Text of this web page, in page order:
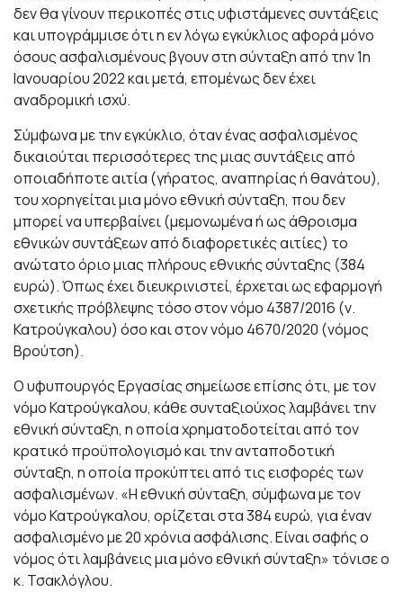
δεν θα γίνουν περικοπές στις υφιστάμενες συντάξεις
και υπογράμμισε ότι η εν λόγω εγκύκλιος αφορά μόνο
όσους ασφαλισμένους βγουν στη σύνταξη από την 1η
Ιανουαρίου 2022 και μετά, επομένως δεν έχει
αναδρομική ισχύ.
Σύμφωνα με την εγκύκλιο, όταν ένας ασφαλισμένος
δικαιούται περισσότερες της μιας συντάξεις από
οποιαδήποτε αιτία (γήρατος, αναπηρίας ή θανάτου),
του χορηγείται μια μόνο εθνική σύνταξη, που δεν
μπορεί να υπερβαίνει (μεμονωμένα ή ως άθροισμα
εθνικών συντάξεων από διαφορετικές αιτίες) το
ανώτατο όριο μιας πλήρους εθνικής σύνταξης (384
ευρώ). Όπως έχει διευκρινιστεί, έρχεται ως εφαρμογή
σχετικής πρόβλεψης τόσο στον νόμο 4387/2016 (ν.
Κατρούγκαλου) όσο και στον νόμο 4670/2020 (νόμος
Βρούτση).
Ο υφυπουργός Εργασίας σημείωσε επίσης ότι, με τον
νόμο Κατρούγκαλου, κάθε συνταξιούχος λαμβάνει την
εθνική σύνταξη, η οποία χρηματοδοτείται από τον
κρατικό προϋπολογισμό και την ανταποδοτική
σύνταξη, η οποία προκύπτει από τις εισφορές των
ασφαλισμένων. «Η εθνική σύνταξη, σύμφωνα με τον
νόμο Κατρούγκαλου, ορίζεται στα 384 ευρώ, για έναν
ασφαλισμένο με 20 χρόνια ασφάλισης. Είναι σαφής ο
νόμος ότι λαμβάνεις μια μόνο εθνική σύνταξη» τόνισε ο
κ. Τσακλόγλου.